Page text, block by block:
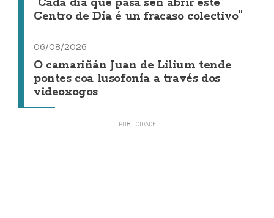
"Cada día que pasa sen abrir este
Centro de Día é un fracaso colectivo"
06/08/2026
O camariñán Juan de Lilium tende
pontes coa lusofonía a través dos
videoxogos